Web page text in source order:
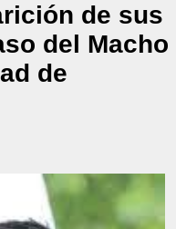
de sus
del Macho
de